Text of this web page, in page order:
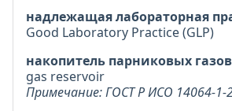
надлежащая лабораторная
Good Laboratory Practice (GLP)
накопитель парниковых
gas reservoir
Примечание: ГОСТ Р ИСО 14064-1-